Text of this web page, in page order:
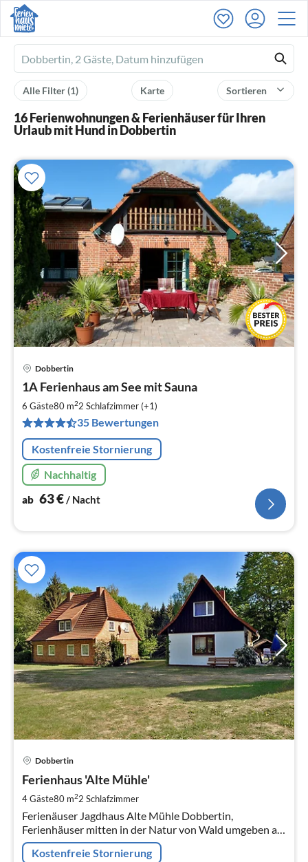
Ferienhausmiete
logo
Sortieren
Karte
Alle Filter(1)
16 Ferienwohnungen & Ferienhäuser für Ihren
Urlaub mit Hund in Dobbertin
Dobbertin
1A Ferienhaus am See mit Sauna
6 Gäste80 m22 Schlafzimmer (+1)
35 Bewertungen
Kostenfreie Stornierung
Nachhaltig
ab 63€/ Nacht
Dobbertin
Ferienhaus 'Alte Mühle'
4 Gäste80 m22 Schlafzimmer
Ferienäuser Jagdhaus Alte Mühle Dobbertin,
Ferienhäuser mitten in der Natur von Wald umgeben am
Ufer der Mildenitz gelegen
Kostenfreie Stornierung